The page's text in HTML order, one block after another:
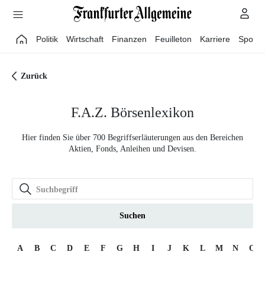
Direkt zum Hauptinhalt
Politik Wirtschaft Finanzen Feuilleton Karriere Sport
Zurück
F.A.Z. Börsenlexikon
Hier finden Sie über 700 Begriffserläuterungen aus den Bereichen
Aktien, Fonds, Anleihen und Devisen.
Suchen
A B C D E F G H I J K L M N O